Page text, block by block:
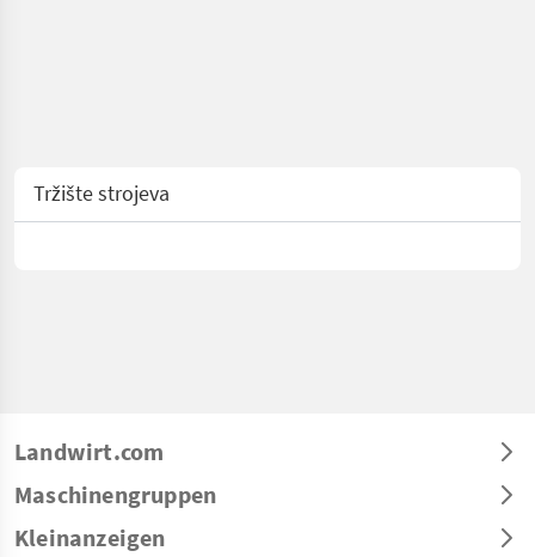
Tržište strojeva
Landwirt.com
Maschinengruppen
Kleinanzeigen